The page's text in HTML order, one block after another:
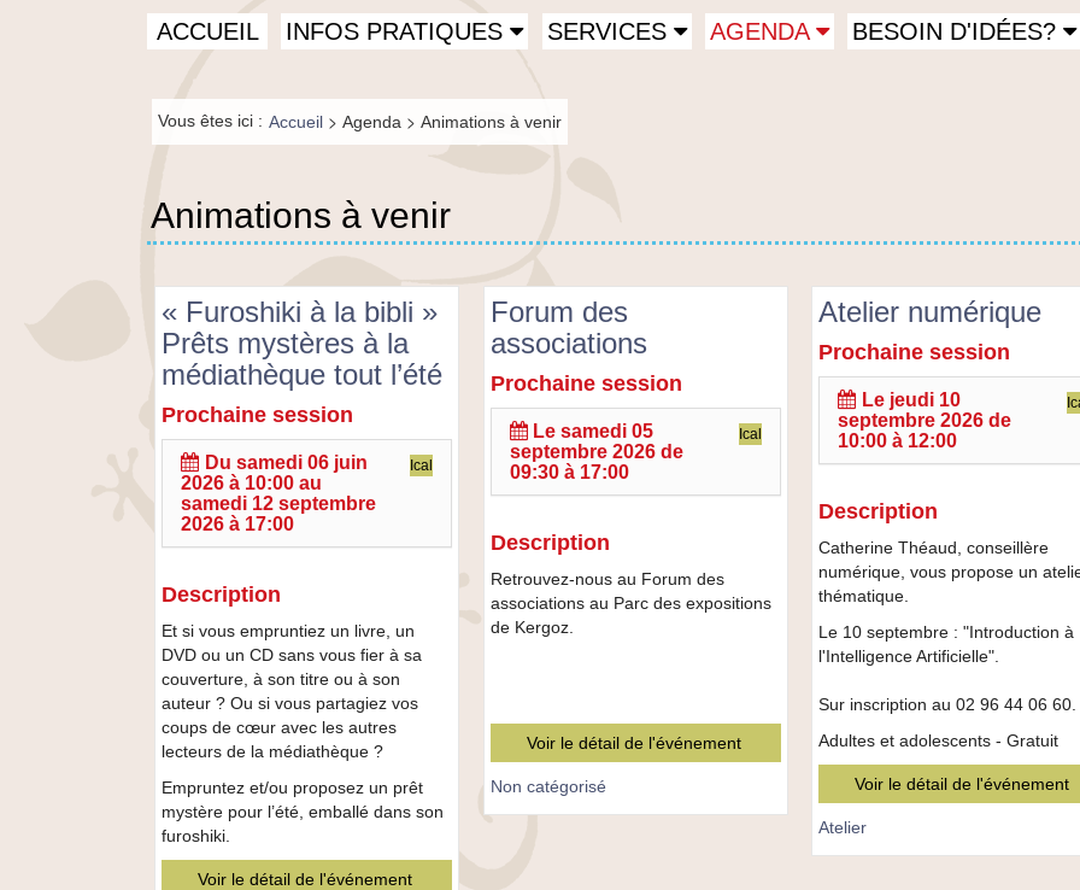
recherche
Menu
principal
ACCUEIL INFOS PRATIQUES SERVICES AGENDA BESOIN D'IDÉES?
Fil de
navigation-
FR
Vous êtes ici : Accueil > Agenda > Animations à venir
Animations à venir
« Furoshiki à la bibli »
Prêts mystères à la
médiathèque tout l’été
«
Furoshiki
bibli
mystères
à
la
médiathèque
tout
l’été
Prochaine session
Du samedi 06 juin
2026 à 10:00 au
samedi 12 septembre
2026 à 17:00
Ical
Description
Et si vous empruntiez un livre, un
DVD ou un CD sans vous fier à sa
couverture, à son titre ou à son
auteur ? Ou si vous partagiez vos
coups de cœur avec les autres
lecteurs de la médiathèque ?
Empruntez et/ou proposez un prêt
mystère pour l’été, emballé dans son
furoshiki.
Voir le détail de l'événement
Forum des
associations
Forum
des
associations
Prochaine session
Lesamedi 05
septembre 2026 de
09:30à 17:00
Ical
Description
Retrouvez-nous au Forum des
associations au Parc des expositions
de Kergoz.
Voir le détail de l'événement
Non catégorisé
Atelier numérique
Atelier
numérique
Prochaine session
Le jeudi 10
septembre 2026 de
10:00 à 12:00
Description
Catherine Théaud, conseillère
numérique, vous propose un
thématique.
Le 10 septembre : "Introduction à
l'Intelligence Artificielle".
Sur inscription au 02 96 44 06 60.
Adultes et adolescents - Gratuit
Voir le détail de l'événement
Atelier